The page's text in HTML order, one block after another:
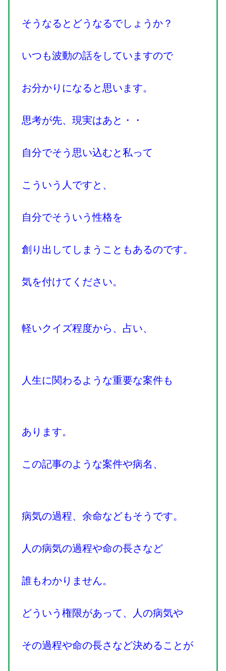
そうなるとどうなるでしょうか？
いつも波動の話をしていますので
お分かりになると思います。
思考が先、現実はあと・・
自分でそう思い込むと私って
こういう人ですと、
自分でそういう性格を
創り出してしまうこともあるのです。
気を付けてください。
軽いクイズ程度から、占い、
人生に関わるような重要な案件も
あります。
この記事のような案件や病名、
病気の過程、余命などもそうです。
人の病気の過程や命の長さなど
誰もわかりません。
どういう権限があって、人の病気や
その過程や命の長さなど決めることが